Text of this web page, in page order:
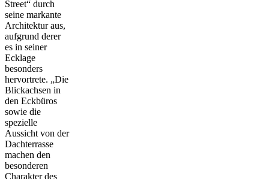
Street“ durch
seine markante
Architektur aus,
aufgrund derer
es in seiner
Ecklage
besonders
hervortrete. „Die
Blickachsen in
den Eckbüros
sowie die
spezielle
Aussicht von der
Dachterrasse
machen den
besonderen
Charakter des